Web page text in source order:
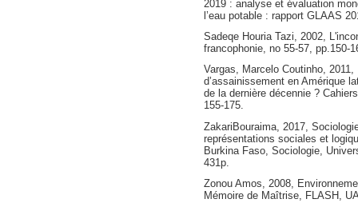
2019 : analyse et évaluation
l’eau potable : rapport GLAAS
Sadeqe Houria Tazi, 2002,
francophonie, no 55-57, pp.150-
Vargas, Marcelo Coutinho,
d’assainissement en Amérique
de la dernière décennie ?
155-175.
ZakariBouraima, 2017,
représentations sociales et
Burkina Faso, Sociologie,
431p.
Zonou Amos, 2008,
Mémoire de Maîtrise, FLASH,